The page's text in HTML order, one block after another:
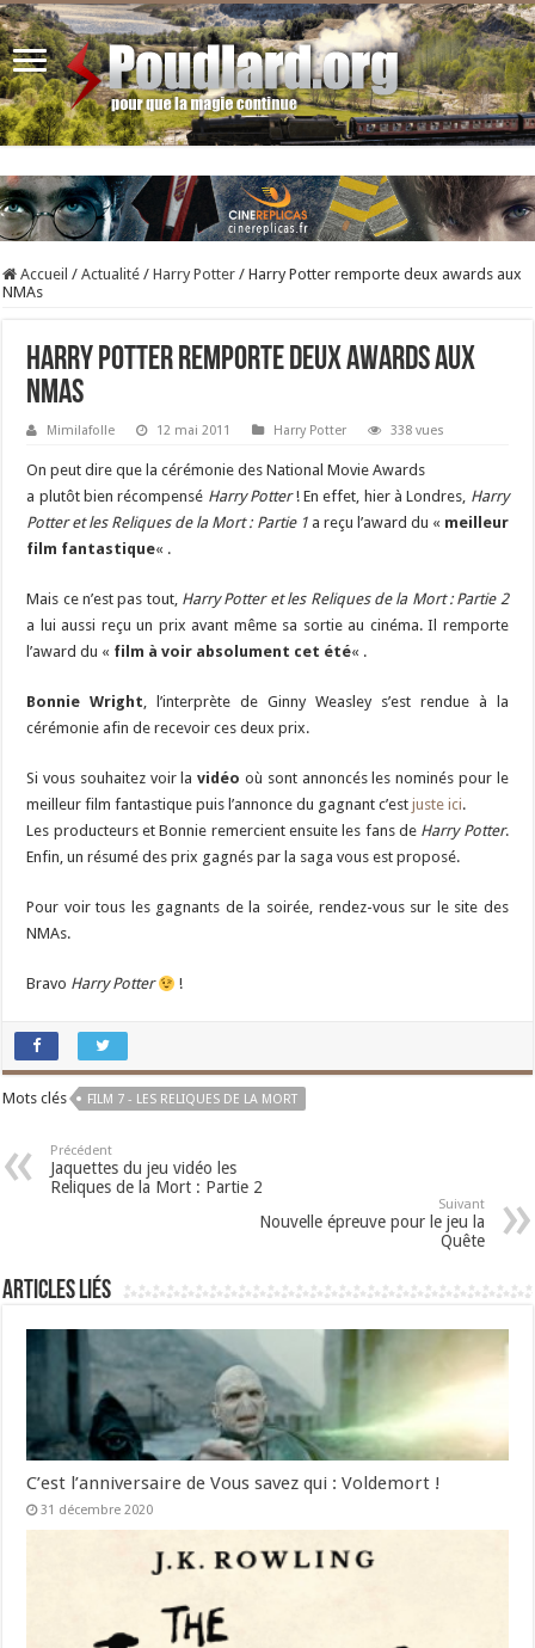
Accueil / Actualité / Harry Potter / Harry Potter remporte deux awards aux
NMAs
Harry Potter remporte deux awards aux
NMAs
Mimilafolle 12 mai 2011 Harry Potter 338 vues
On peut dire que la cérémonie des National Movie Awards
a plutôt bien récompensé Harry Potter! En effet, hier à Londres, Harry
Potter et les Reliques de la Mort : Partie 1a reçu l’award du « meilleur
film fantastique« .
Mais ce n’est pas tout, Harry Potter et les Reliques de la Mort : Partie 2
a lui aussi reçu un prix avant même sa sortie au cinéma. Il remporte
l’award du « film à voir absolument cet été« .
Bonnie Wright, l’interprète de Ginny Weasley s’est rendue à la
cérémonie afin de recevoir ces deux prix.
Si vous souhaitez voir lavidéo où sont annoncés les nominés pour le
meilleur film fantastique puis l’annonce du gagnant c’estjuste ici.
Les producteurs et Bonnie remercient ensuite les fans de Harry Potter.
Enfin, un résumé des prix gagnés par la saga vous est proposé.
Pour voir tous les gagnants de la soirée, rendez-vous sur le site des
NMAs.
Bravo Harry Potter !
Mots clés FILM 7 - LES RELIQUES DE LA MORT
Précédent
Jaquettes du jeu vidéo les
Reliques de la Mort : Partie 2
Suivant
Nouvelle épreuve pour le jeu la
Quête
Articles liés
C’est l’anniversaire de Vous savez qui : Voldemort !
31 décembre 2020